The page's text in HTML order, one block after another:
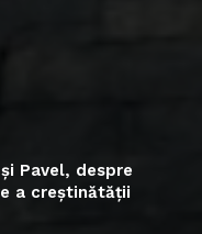
Pavel, despre
a creștinătății